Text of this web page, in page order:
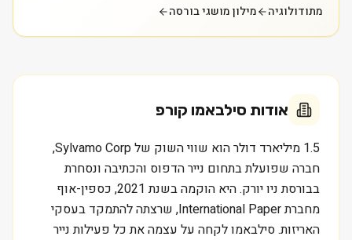
מתודולוגיה מילון מושגי בורסה
אודות סילבאמו קורפ
1.5 מיליארד דולר הוא שווי השוק של Sylvamo Corp,
חברה שפועלת בתחום נייר הדפוס והכתיבה ונסחרת
בבורסת ניו יורק. היא הוקמה בשנת 2021, כספין-אוף
מחברת International Paper, שרצתה להתמקד בעסקי
האריזות. סילבאמו לקחה על עצמה את כל פעילות נייר